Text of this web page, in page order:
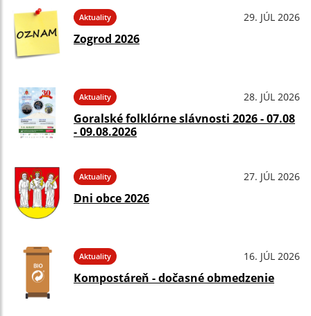
Aktuality 29. JÚL 2026
Zogrod 2026
Aktuality 28. JÚL 2026
Goralské folklórne slávnosti 2026 - 07.08
- 09.08.2026
Aktuality 27. JÚL 2026
Dni obce 2026
Aktuality 16. JÚL 2026
Kompostáreň - dočasné obmedzenie